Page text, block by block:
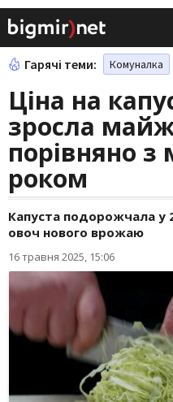
Гарячі теми: Комуналка
Ціна на
зросла
порівняно
роком
Капуста подорожчала у
овоч нового врожаю
16 травня 2025, 15:06